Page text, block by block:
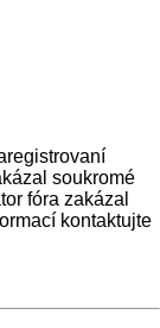
soukromé
fóra zakázal
kontaktujte